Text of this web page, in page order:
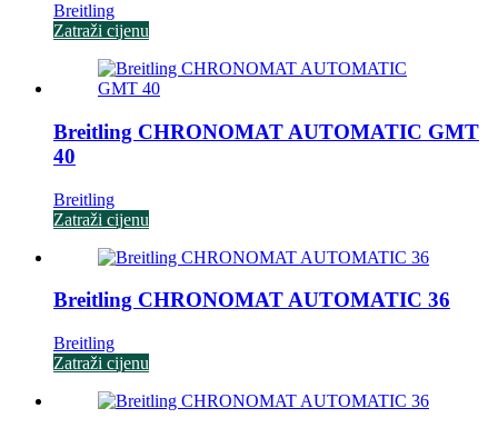
Breitling
Zatraži cijenu
Breitling CHRONOMAT AUTOMATIC GMT
40
Breitling
Zatraži cijenu
Breitling CHRONOMAT AUTOMATIC 36
Breitling
Zatraži cijenu